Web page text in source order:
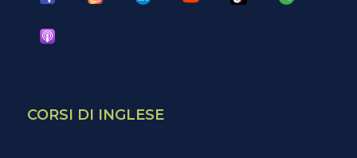
CORSI DI INGLESE